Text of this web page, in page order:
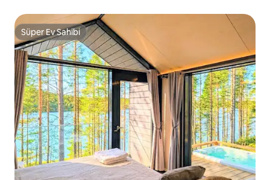
Süper Ev Sahibi
Süper Ev Sahibi